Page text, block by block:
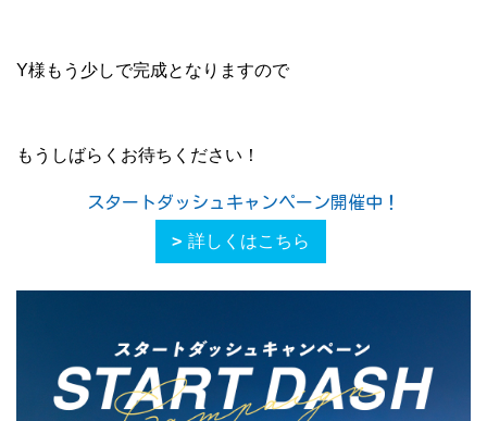
Y様もう少しで完成となりますので
もうしばらくお待ちください！
スタートダッシュキャンペーン開催中！
詳しくはこちら